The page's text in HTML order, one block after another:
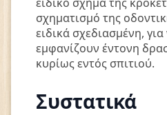
σχηματισμό της
ειδικά σχεδιασμένη,
εμφανίζουν έντονη
κυρίως εντός σπιτιού.
Συστατικά